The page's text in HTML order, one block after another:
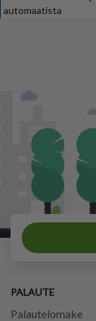
automaatista
PALAUTE
Palautelomake